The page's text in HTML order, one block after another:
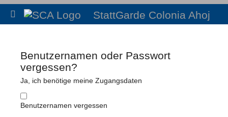
StattGarde Colonia Ahoj
Benutzernamen oder Passwort
vergessen?
Ja, ich benötige meine Zugangsdaten
Benutzernamen vergessen